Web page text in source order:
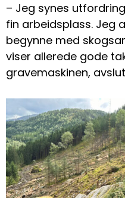
– Jeg synes
fin arbeidsplass. Jeg
begynne med
viser allerede gode
gravemaskinen,